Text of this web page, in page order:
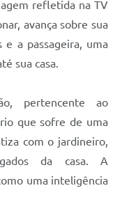
refletida na TV
avança sobre sua
e a passageira, uma
sua casa.
pertencente ao
que sofre de uma
com o jardineiro,
da casa. A
uma inteligência